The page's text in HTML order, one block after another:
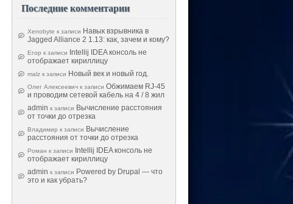
Последние комментарии
Xenobyte к записи Навык взрывника в
Jagged Alliance 2 1.13: как, зачем и кому?
Егор к записи
Intellij IDEA консоль не
отображает кириллицу
malz к записи Новый век и новый год.
Олег Алексеевич к записи Обжимаем RJ-45
и проводим сетевой кабель на 4 / 8 жил
admin к записи Вычисление расстояния
от точки до отрезка
Владимир к записи Вычисление
расстояния от точки до отрезка
Роман к записи
Intellij IDEA консоль не
отображает кириллицу
admin к записи Powered by Drupal — что
это и как убрать?